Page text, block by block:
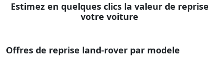
land rover ? Nous rachetonsde nombreuses voitures
dont les marques anglaises, n'hésitez pas à nous
land-rover . Avec Elite-Auto, le paiement est rapide et
Estimez en quelques clics la valeur de reprise
votre voiture
Offres de reprise land-rover par modele